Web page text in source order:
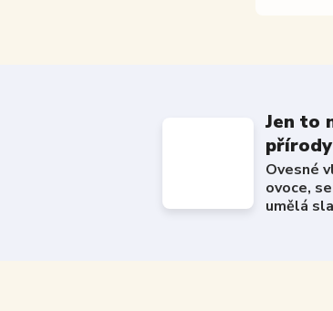
Jen to
přírody
Ovesné
ovoce,
umělá